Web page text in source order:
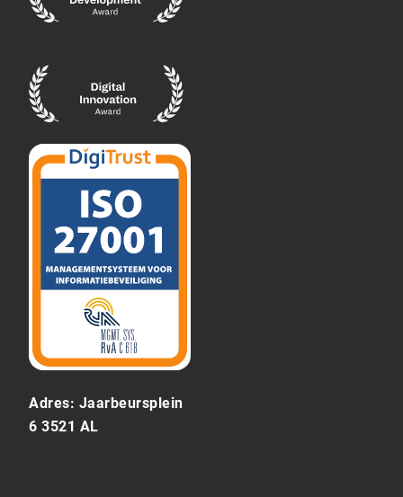
Adres: Jaarbeursplein
6 3521 AL